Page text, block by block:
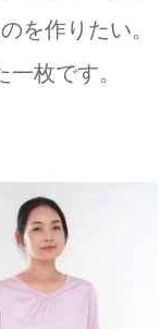
を作りたい。
枚です。